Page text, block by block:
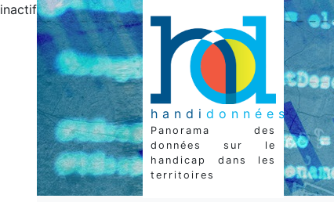
inactif
handi données
Panorama des
données sur le
handicap dans les
territoires